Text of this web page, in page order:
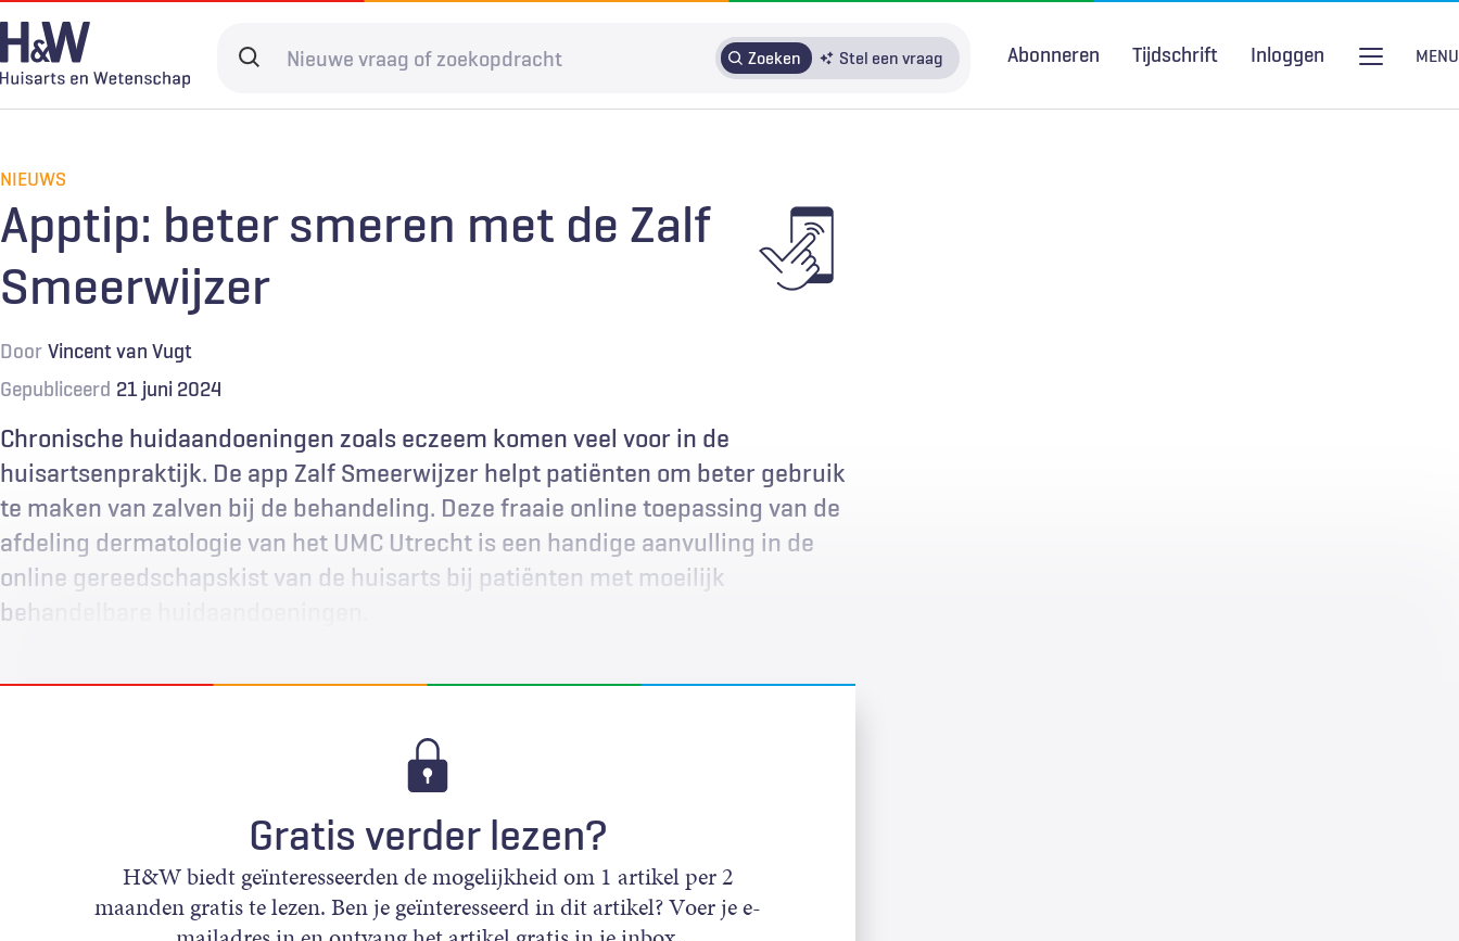
Overslaan
en
naar
gaan
Search
Zoeken Stel een vraag Abonneren Tijdschrift Inloggen MENU
Spoedzorg
Digitale zorg Levenseinde
Door in te loggen op HAweb krijgt u toegang tot de artikelen
op HenW.org.
Abonneren
NIEUWS
Apptip: beter smeren met de Zalf
Smeerwijzer
Door Vincent van Vugt
Gepubliceerd 21 juni 2024
Chronische huidaandoeningen zoals eczeem komen veel voor in de
huisartsenpraktijk. De app Zalf Smeerwijzer helpt patiënten om beter gebruik
te maken van zalven bij de behandeling. Deze fraaie online toepassing van de
afdeling dermatologie van het UMC Utrecht is een handige aanvulling in de
online gereedschapskist van de huisarts bij patiënten met moeilijk
behandelbare huidaandoeningen.
Gratis verder lezen?
H&W biedt geïnteresseerden de mogelijkheid om 1 artikel per 2
maanden gratis te lezen. Ben je geïnteresseerd in dit artikel? Voer je e-